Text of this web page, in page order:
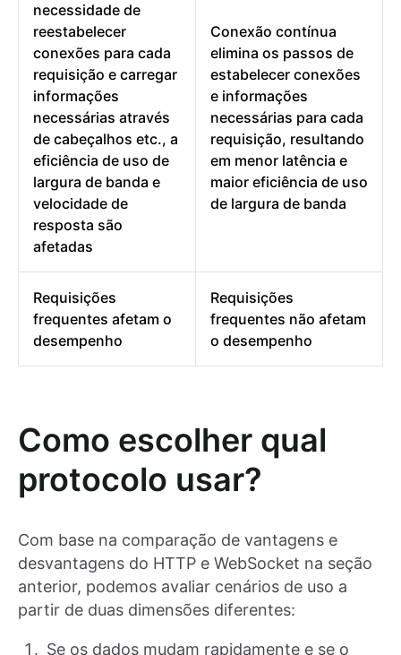
necessidade de
reestabelecer
conexões para cada
requisição e carregar
informações
necessárias através
de cabeçalhos etc., a
eficiência de uso de
largura de banda e
velocidade de
resposta são
afetadas
Conexão contínua
elimina os passos de
estabelecer conexões
e informações
necessárias para cada
requisição, resultando
em menor latência e
maior eficiência de uso
de largura de banda
Requisições
frequentes afetam o
desempenho
Requisições
frequentes não afetam
o desempenho
Como escolher qual
protocolo usar?
Com base na comparação de vantagens e
desvantagens do HTTP e WebSocket na seção
anterior, podemos avaliar cenários de uso a
partir de duas dimensões diferentes:
Se os dados mudam rapidamente e se o